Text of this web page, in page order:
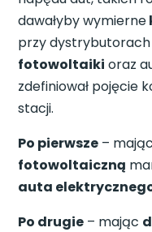
dawałyby wymierne
przy dystrybutorach
fotowoltaiki oraz
zdefiniował pojęcie
stacji.
Po pierwsze –
fotowoltaiczną
auta
Po drugie – mając